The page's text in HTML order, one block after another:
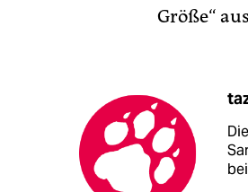
Größe“
bei